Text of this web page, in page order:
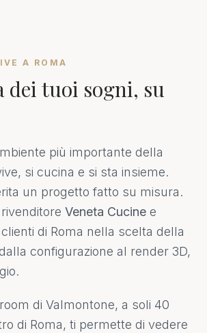
A ROMA
dei tuoi sogni, su
più importante della
si cucina e si sta insieme.
un progetto fatto su misura.
Veneta Cucine e
di Roma nella scelta della
configurazione al render 3D,
di Valmontone, a soli 40
di Roma, ti permette di vedere